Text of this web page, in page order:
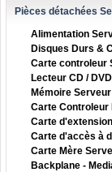
Pièces détachées
Alimentation
Disques Durs &
Carte controleur
Lecteur CD /
Mémoire Serveur
Carte Controleur
Carte d'extension
Carte d'accès à
Carte Mère
Backplane -